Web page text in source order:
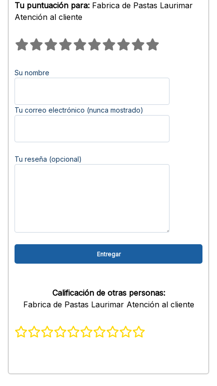
Tu puntuación para: Fabrica de Pastas Laurimar
Atención al cliente
Su nombre
Tu correo electrónico (nunca mostrado)
Tu reseña (opcional)
Calificación de otras personas:
Fabrica de Pastas Laurimar Atención al cliente